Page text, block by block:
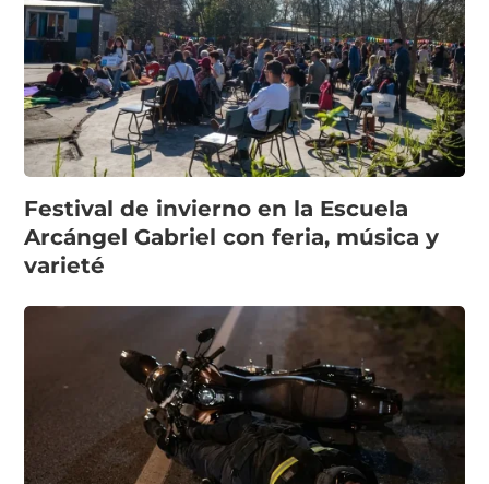
Festival de invierno en la Escuela
Arcángel Gabriel con feria, música y
varieté